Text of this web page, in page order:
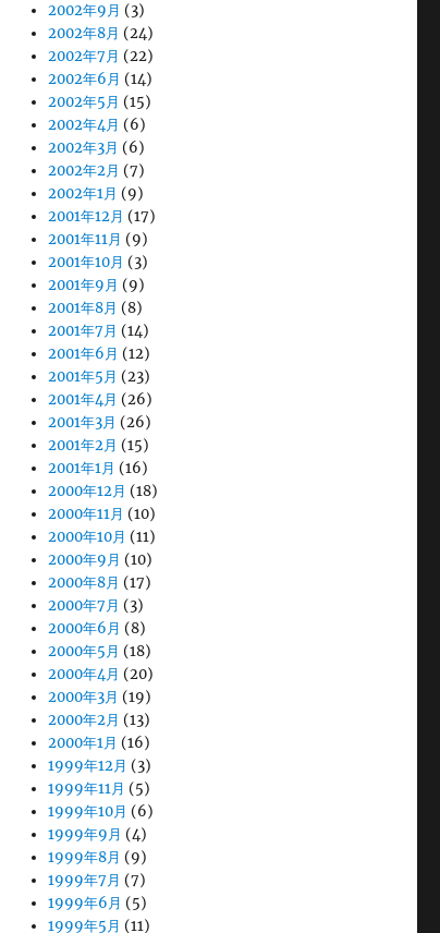
2002年9月 (3)
2002年8月 (24)
2002年7月 (22)
2002年6月 (14)
2002年5月 (15)
2002年4月 (6)
2002年3月 (6)
2002年2月 (7)
2002年1月 (9)
2001年12月 (17)
2001年11月 (9)
2001年10月 (3)
2001年9月 (9)
2001年8月 (8)
2001年7月 (14)
2001年6月 (12)
2001年5月 (23)
2001年4月 (26)
2001年3月 (26)
2001年2月 (15)
2001年1月 (16)
2000年12月 (18)
2000年11月 (10)
2000年10月 (11)
2000年9月 (10)
2000年8月 (17)
2000年7月 (3)
2000年6月 (8)
2000年5月 (18)
2000年4月 (20)
2000年3月 (19)
2000年2月 (13)
2000年1月 (16)
1999年12月 (3)
1999年11月 (5)
1999年10月 (6)
1999年9月 (4)
1999年8月 (9)
1999年7月 (7)
1999年6月 (5)
1999年5月 (11)